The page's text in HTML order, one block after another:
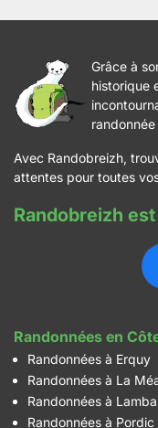
Grâce à
historique
randonnée
Avec Randobreizh,
attentes pour toutes
Randobreizh
Randonnées en
Randonnées à Erquy
Randonnées à La
Randonnées à
Randonnées à Pordic